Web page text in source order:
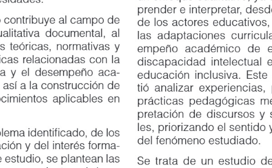
al campo de
documental, al
normativas y
relacionadas con la
desempeño aca
-
a la construcción de
aplicables en
identificado, de los
y del interés forma
-
se plantean las
prender e interpretar, desde la
de los actores educativos, la
las adaptaciones curriculares
empeño
académico de
discapacidad intelectual en
educación inclusiva. Este
tió analizar experiencias,
prácticas pedagógicas
pretación de discursos y
les, priorizando el sentido y
del fenómeno estudiado.
Se trata de un estudio de tipo